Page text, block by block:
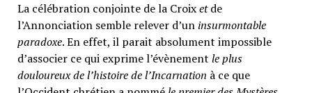
La célébration conjointe de la Croixetde
l’Annonciation semble relever d’un insurmontable
paradoxe. En effet, il parait absolument impossible
d’associer ce qui exprime l’évènement le plus
douloureux de l’histoire de l’Incarnation à ce que